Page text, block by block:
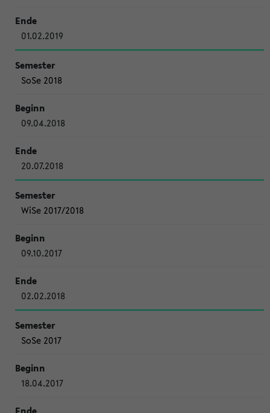
01.02.2019
SoSe 2018
09.04.2018
20.07.2018
WiSe 2017/2018
09.10.2017
02.02.2018
SoSe 2017
18.04.2017